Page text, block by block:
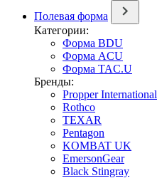
Полевая форма
Категории:
Форма BDU
Форма ACU
Форма TAC.U
Бренды:
Propper International
Rothco
TEXAR
Pentagon
KOMBAT UK
EmersonGear
Black Stingray